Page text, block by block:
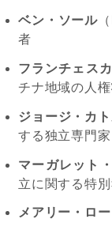
ベン・ソール （
者
フランチェス
チナ地域の人
ジョージ・カ
する独立専門家
マーガレット
立に関する特
メアリー・ロ